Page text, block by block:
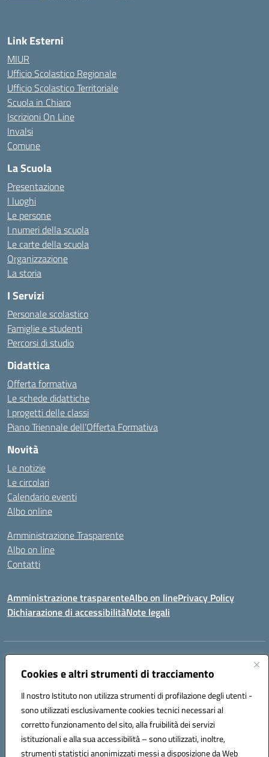
Cookies e altri strumenti di tracciamento
Il nostro Istituto non utilizza strumenti di profilazione degli utenti -
sono utilizzati esclusivamente cookies tecnici necessari al
corretto funzionamento del sito, alla fruibilità dei servizi
istituzionali e alla sua accessibilità – sono utilizzati, inoltre,
strumenti statistici anonimizzati messi a disposizione da Web
Link Esterni
MIUR
Ufficio Scolastico Regionale
Ufficio Scolastico Territoriale
Scuola in Chiaro
Iscrizioni On Line
Invalsi
Comune
La Scuola
Presentazione
I luoghi
Le persone
I numeri della scuola
Le carte della scuola
Organizzazione
La storia
I Servizi
Personale scolastico
Famiglie e studenti
Percorsi di studio
Didattica
Offerta formativa
Le schede didattiche
I progetti delle classi
Piano Triennale dell’Offerta Formativa
Novità
Le notizie
Le circolari
Calendario eventi
Albo online
Amministrazione Trasparente
Albo on line
Contatti
Amministrazione trasparenteAlbo on linePrivacy Policy
Dichiarazione di accessibilitàNote legali
Indirizzo:
Centralino:078170786 Email:caic875002@istruzione.it
Codice fiscale: 90027700922
Codice meccanografico:
CAIC875002
Codice unico di fatturazione (CUF): UFVRG0